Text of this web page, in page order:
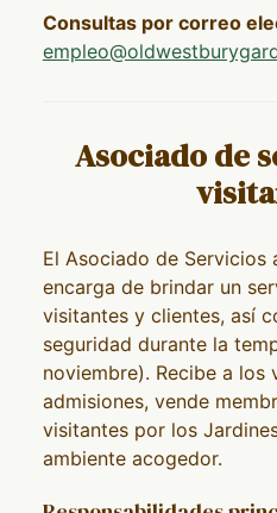
Consultas por correo
Asociado de
El Asociado de Servicios
encarga de brindar un
visitantes y clientes, así
seguridad durante la
noviembre). Recibe a los
admisiones, vende
visitantes por los
ambiente acogedor.